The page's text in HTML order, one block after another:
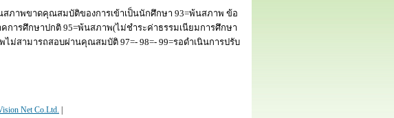
สภาพขาดคุณสมบัติของการเข้าเป็นนักศึกษา 93=พ้นสภาพ ข้อ
การศึกษาปกติ 95=พ้นสภาพ(ไม่ชำระค่าธรรมเนียมการศึกษา
ม่สามารถสอบผ่านคุณสมบัติ 97=- 98=- 99=รอดำเนินการปรับ
Net Co.Ltd.